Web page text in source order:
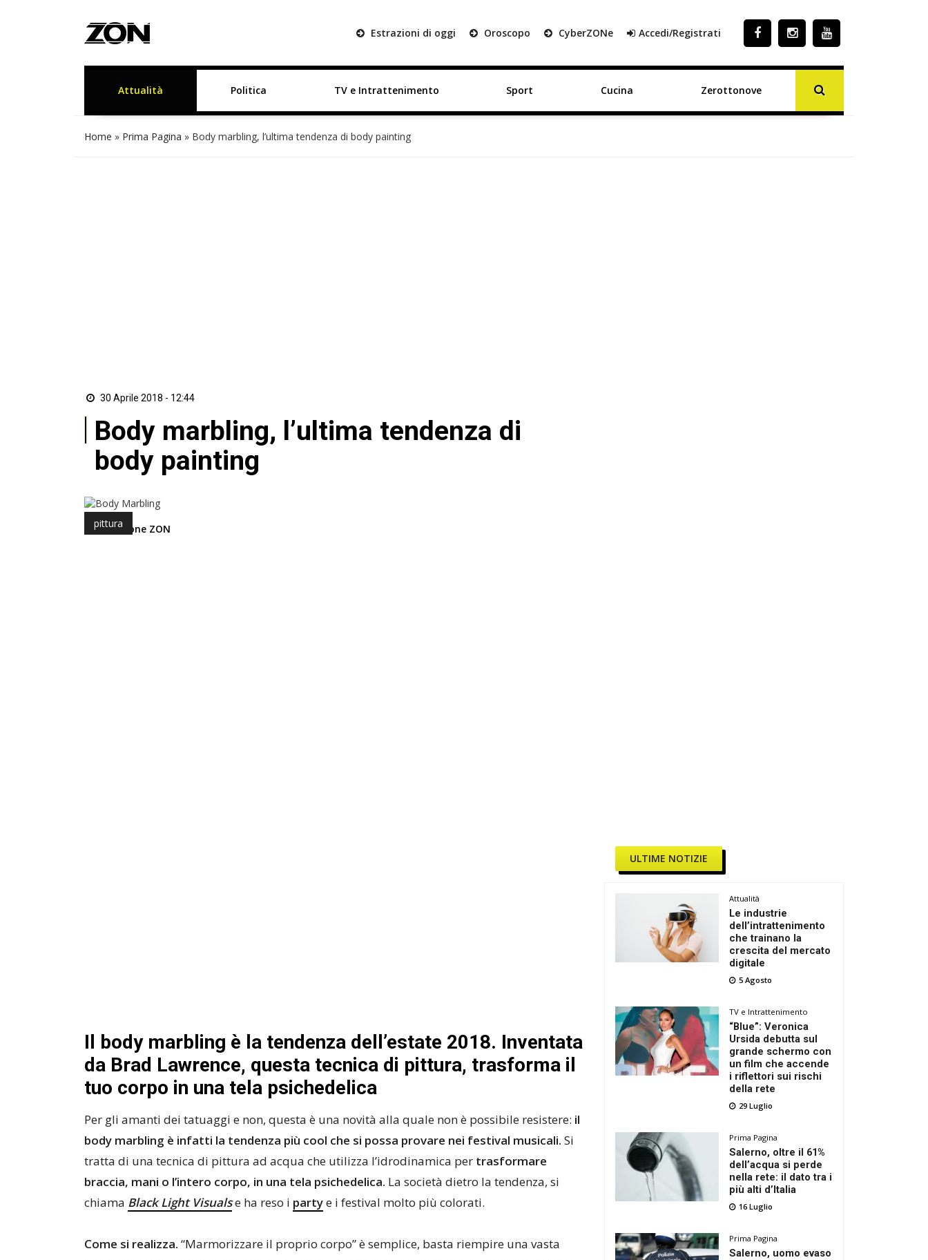
Estrazioni di oggi Oroscopo CyberZONe Accedi/Registrati
Attualità Politica TV e Intrattenimento Sport Cucina Zerottonove
Home » Prima Pagina » Body marbling, l’ultima tendenza di body painting
30 Aprile 2018 - 12:44
Body marbling, l’ultima tendenza di
body painting
pittura
di Redazione ZON
Il body marbling è la tendenza dell’estate 2018. Inventata
da Brad Lawrence, questa tecnica di pittura, trasforma il
tuo corpo in una tela psichedelica
Per gli amanti dei tatuaggi e non, questa è una novità alla quale non è possibile resistere: il
body marbling è infatti la tendenza più cool che si possa provare nei festival musicali. Si
tratta di una tecnica di pittura ad acqua che utilizza l’idrodinamica per trasformare
braccia, mani o l’intero corpo, in una tela psichedelica. La società dietro la tendenza, si
chiama Black Light Visualse ha reso i partye i festival molto più colorati.
Come si realizza. “Marmorizzare il proprio corpo” è semplice, basta riempire una vasta
ULTIME NOTIZIE
Attualità
Le industrie
dell’intrattenimento
che trainano la
crescita del mercato
digitale
5 Agosto
TV e Intrattenimento
“Blue”: Veronica
Ursida debutta sul
grande schermo con
un film che accende
i riflettori sui rischi
della rete
29 Luglio
Prima Pagina
Salerno, oltre il 61%
dell’acqua si perde
nella rete: il dato tra i
più alti d’Italia
16 Luglio
Prima Pagina
Salerno, uomo evaso